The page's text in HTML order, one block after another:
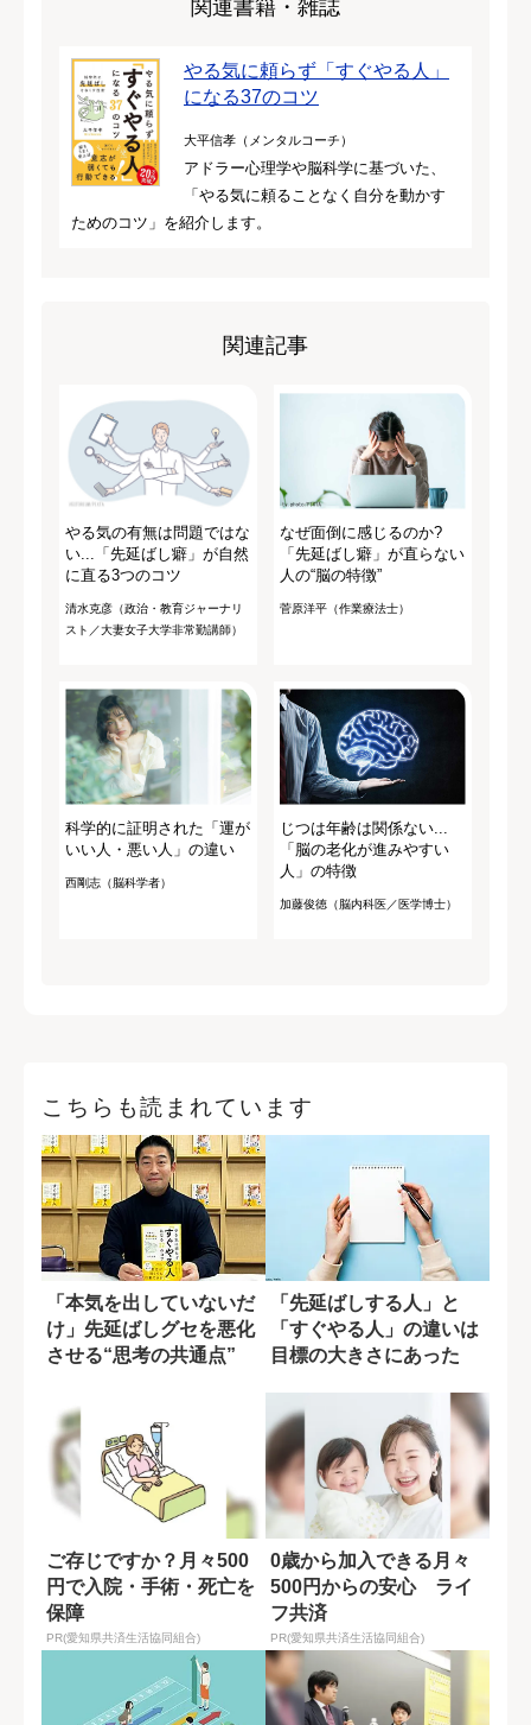
関連書籍・雑誌
やる気に頼らず「すぐやる人」
になる37のコツ
大平信孝（メンタルコーチ）
アドラー心理学や脳科学に基づいた、
「やる気に頼ることなく自分を動かす
ためのコツ」を紹介します。
関連記事
やる気の有無は問題ではな
い...「先延ばし癖」が自然
に直る3つのコツ
清水克彦（政治・教育ジャーナリ
スト／大妻女子大学非常勤講師）
なぜ面倒に感じるのか?
「先延ばし癖」が直らない
人の“脳の特徴”
菅原洋平（作業療法士）
科学的に証明された「運が
いい人・悪い人」の違い
西剛志（脳科学者）
じつは年齢は関係ない...
「脳の老化が進みやすい
人」の特徴
加藤俊徳（脳内科医／医学博士）
こちらも読まれています
「本気を出していないだ
け」先延ばしグセを悪化
させる“思考の共通点”
「先延ばしする人」と
「すぐやる人」の違いは
目標の大きさにあった
ご存じですか？月々500
円で入院・手術・死亡を
保障
PR(愛知県共済生活協同組合)
0歳から加入できる月々
500円からの安心 ライ
フ共済
PR(愛知県共済生活協同組合)